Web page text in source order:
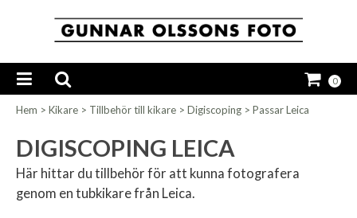
0
Hem > Kikare > Tillbehör till kikare > Digiscoping > Passar Leica
DIGISCOPING LEICA
Här hittar du tillbehör för att kunna fotografera
genom en tubkikare från Leica.